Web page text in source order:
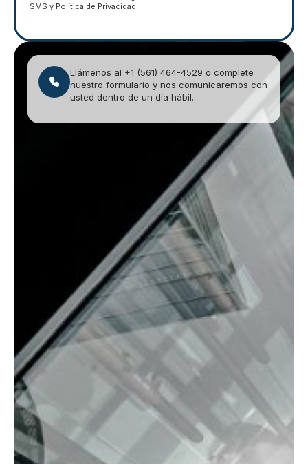
SMS y Política de Privacidad.
Llámenos al +1 (561) 464-4529 o complete
nuestro formulario y nos comunicaremos con
usted dentro de un día hábil.